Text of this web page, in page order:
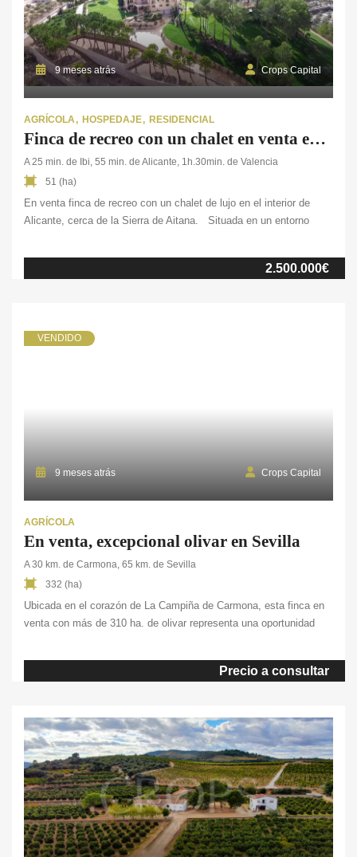
9 meses atrás Crops Capital
AGRÍCOLA HOSPEDAJE RESIDENCIAL
Finca de recreo con un chalet en venta en Alicante
A 25 min. de Ibi, 55 min. de Alicante, 1h.30min. de Valencia
51 (ha)
En venta finca de recreo con un chalet de lujo en el interior de
Alicante, cerca de la Sierra de Aitana. Situada en un entorno
hora de la Costa Blanca, esta finca de 51 ha. combina la
2.500.000€
VENDIDO
9 meses atrás Crops Capital
AGRÍCOLA
En venta, excepcional olivar en Sevilla
A 30 km. de Carmona, 65 km. de Sevilla
332 (ha)
Ubicada en el corazón de La Campiña de Carmona, esta finca en
venta con más de 310 ha. de olivar representa una oportunidad
compuesto por 90.000 olivos de diversas variedades como
Arbequino, Manzanillo, Picual, Pajarero y Hojiblanco, todos en un
Precio a consultar